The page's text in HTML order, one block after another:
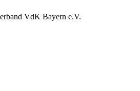
VdK Bayern e.V.